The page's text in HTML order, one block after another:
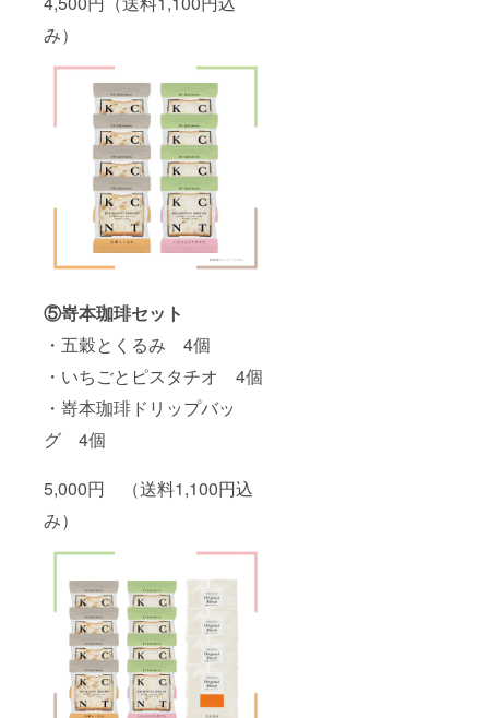
み）
⑤嵜本珈琲セット
・五穀とくるみ 4個
・いちごとピスタチオ 4個
・嵜本珈琲ドリップバッ
グ 4個
5,000円 （送料1,100円込
み）